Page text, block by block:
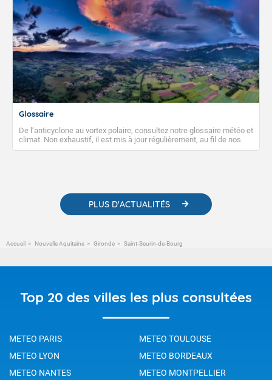
Glossaire
De l’anticyclone au vortex polaire, consultez notre glossaire météo et
climat. Non exhaustif, il est mis à jour régulièrement, au fil de nos
publications. Vous y trouverez également des liens utiles vers nos
PLUS D'ACTUALITÉS
Accueil Nouvelle Aquitaine Gironde Saint-Seurin-de-Bourg
Top 20 des villes les plus consultées
METEO PARIS
METEO TOULOUSE
METEO LYON
METEO BORDEAUX
METEO NANTES
METEO MONTPELLIER